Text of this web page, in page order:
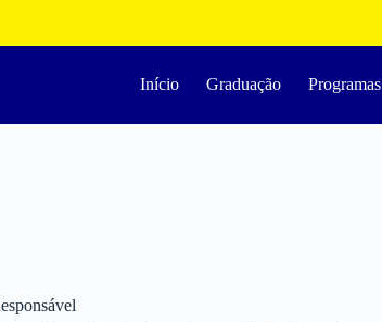
Início Graduação Programas